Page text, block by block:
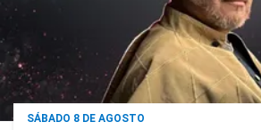
SÁBADO 8 DE AGOSTO